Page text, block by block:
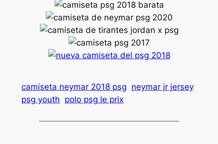
camiseta neymar 2018 psg neymar jr jersey
psg youth polo psg le prix